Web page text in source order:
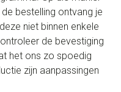
bestelling ontvang je
niet binnen enkele
de bevestiging
het ons zo spoedig
zijn aanpassingen